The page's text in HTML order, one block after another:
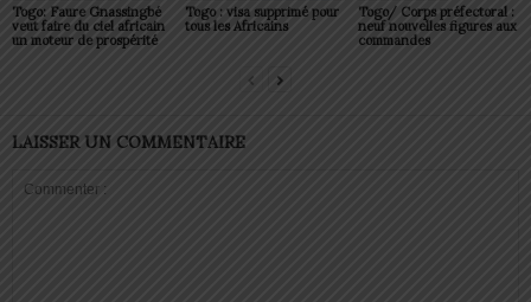
Togo: Faure Gnassingbé
veut faire du ciel africain
un moteur de prospérité
Togo : visa supprimé pour
tous les Africains
Togo/ Corps préfectoral :
neuf nouvelles figures aux
commandes
LAISSER UN COMMENTAIRE